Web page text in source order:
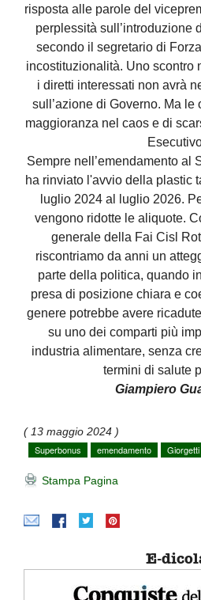
risposta alle parole del
perplessità sull’introduzione
secondo il segretario di
incostituzionalità. Uno scontro
i diretti interessati non avrà
sull’azione di Governo. Ma
maggioranza nel caos e di
Sempre nell’emendamento al
ha rinviato l'avvio della plastic
luglio 2024 al luglio 2026.
vengono ridotte le aliquote.
generale della Fai Cisl
riscontriamo da anni un
parte della politica, quando
presa di posizione chiara e
genere potrebbe avere
su uno dei comparti più
industria alimentare, senza
termini di salute
Giampiero
( 13 maggio 2024 )
Superbonus
emendamento Giorgetti
Stampa Pagina
E-